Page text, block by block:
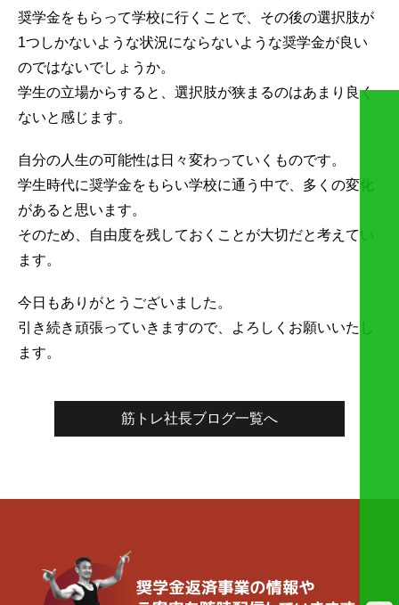
奨学金をもらって学校に行くことで、その後の選択肢が
1つしかないような状況にならないような奨学金が良い
のではないでしょうか。
学生の立場からすると、選択肢が狭まるのはあまり良く
ないと感じます。
自分の人生の可能性は日々変わっていくものです。
学生時代に奨学金をもらい学校に通う中で、多くの変化
があると思います。
そのため、自由度を残しておくことが大切だと考えてい
ます。
今日もありがとうございました。
引き続き頑張っていきますので、よろしくお願いいたし
ます。
筋トレ社長ブログ一覧へ